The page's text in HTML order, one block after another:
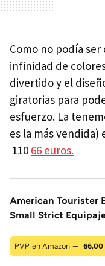
Como no podía
infinidad de
divertido y el
giratorias para
esfuerzo. La
es la más vendida)
110 66 euros.
American Tourister
Small Strict
PVP en Amazon — 66,00